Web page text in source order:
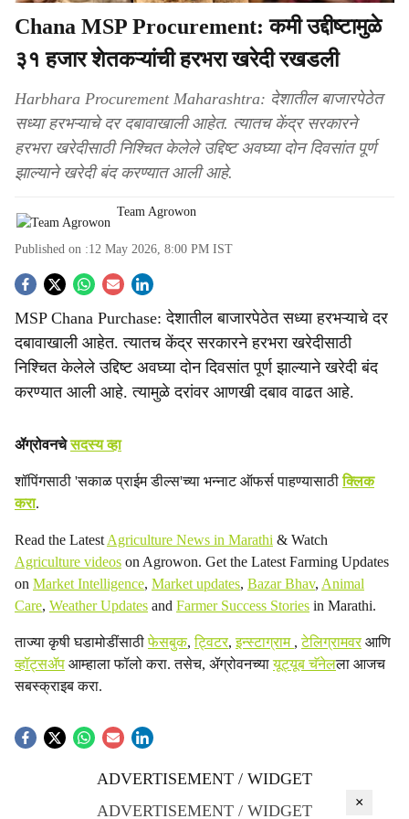
Chana MSP Procurement: कमी उद्दीष्टामुळे
३१ हजार शेतकऱ्यांची हरभरा खरेदी रखडली
Harbhara Procurement Maharashtra: देशातील बाजारपेठेत
सध्या हरभऱ्याचे दर दबावाखाली आहेत. त्यातच केंद्र सरकारने
हरभरा खरेदीसाठी निश्चित केलेले उद्दिष्ट अवघ्या दोन दिवसांत पूर्ण
झाल्याने खरेदी बंद करण्यात आली आहे.
Team Agrowon
Published on :12 May 2026, 8:00 PM IST
S
o
c
i
a
l
s
h
a
r
e
MSP Chana Purchase: देशातील बाजारपेठेत सध्या हरभऱ्याचे दर
दबावाखाली आहेत. त्यातच केंद्र सरकारने हरभरा खरेदीसाठी
निश्चित केलेले उद्दिष्ट अवघ्या दोन दिवसांत पूर्ण झाल्याने खरेदी बंद
करण्यात आली आहे. त्यामुळे दरांवर आणखी दबाव वाढत आहे.
ॲग्रोवनचेसदस्य व्हा
शॉपिंगसाठी 'सकाळ प्राईम डील्स'च्या भन्नाट ऑफर्स पाहण्यासाठीक्लिक
करा.
Read the Latest Agriculture News in Marathi & Watch
Agriculture videos on Agrowon. Get the Latest Farming Updates
on Market Intelligence, Market updates, Bazar Bhav, Animal
Care, Weather Updates and Farmer Success Stories in Marathi.
ताज्या कृषी घडामोडींसाठीफेसबुक,ट्विटर,इन्स्टाग्राम ,टेलिग्रामवरआणि
व्हॉट्सॲप आम्हाला फॉलो करा. तसेच, ॲग्रोवनच्यायूट्यूब चॅनेलला आजच
सबस्क्राइब करा.
ADVERTISEMENT / WIDGET
ADVERTISEMENT / WIDGET
×